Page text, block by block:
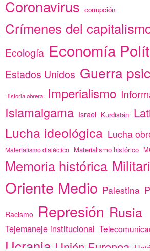
Coronavirus corrupción
Crímenes del
Ecología Economía
Estados Unidos Guerra
Historia obrera Imperialismo
Islamalgama Israel Kurdistán
Lucha ideológica Lucha
Materialismo dialéctico Materialismo histórico
Memoria histórica
Oriente Medio Palestina
Racismo Represión Rusia
Tejemaneje institucional
Ucrania Unión Europea